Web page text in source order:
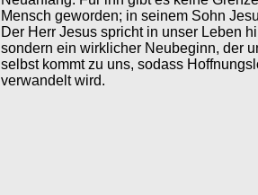
Mensch geworden; in seinem Sohn
Der Herr Jesus spricht in unser Leben
sondern ein wirklicher Neubeginn, der
selbst kommt zu uns, sodass
verwandelt wird.